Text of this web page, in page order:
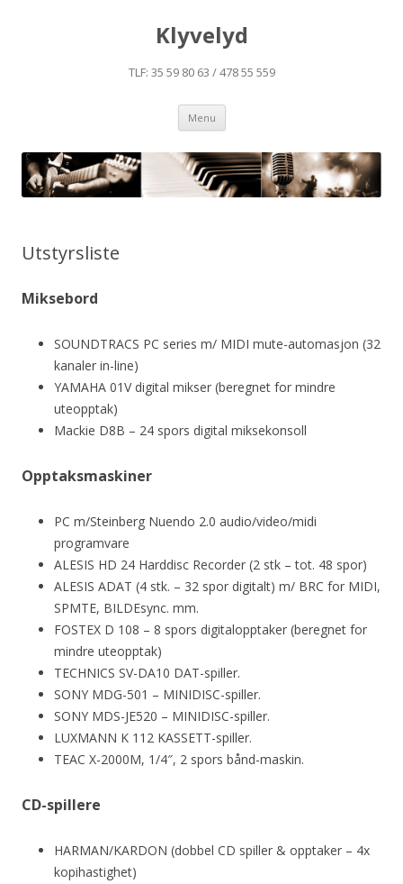
Klyvelyd
TLF: 35 59 80 63 / 478 55 559
Menu Skip to content
Utstyrsliste
Miksebord
SOUNDTRACS PC series m/ MIDI mute-automasjon (32
kanaler in-line)
YAMAHA 01V digital mikser (beregnet for mindre
uteopptak)
Mackie D8B – 24 spors digital miksekonsoll
Opptaksmaskiner
PC m/Steinberg Nuendo 2.0 audio/video/midi
programvare
ALESIS HD 24 Harddisc Recorder (2 stk – tot. 48 spor)
ALESIS ADAT (4 stk. – 32 spor digitalt) m/ BRC for MIDI,
SPMTE, BILDEsync. mm.
FOSTEX D 108 – 8 spors digitalopptaker (beregnet for
mindre uteopptak)
TECHNICS SV-DA10 DAT-spiller.
SONY MDG-501 – MINIDISC-spiller.
SONY MDS-JE520 – MINIDISC-spiller.
LUXMANN K 112 KASSETT-spiller.
TEAC X-2000M, 1/4″, 2 spors bånd-maskin.
CD-spillere
HARMAN/KARDON (dobbel CD spiller & opptaker – 4x
kopihastighet)